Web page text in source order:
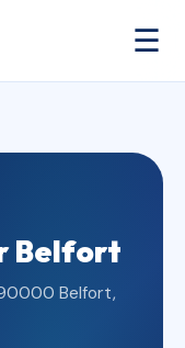
☰
Belfort
90000 Belfort,